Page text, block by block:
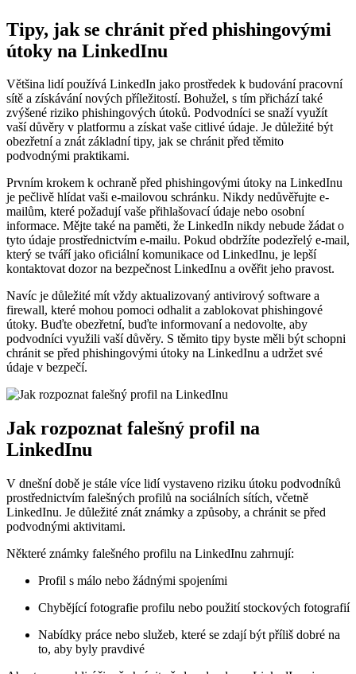
Tipy, jak se chránit před phishingovými
útoky na LinkedInu
Většina lidí používá LinkedIn jako prostředek k budování pracovní
sítě a získávání nových příležitostí. Bohužel, s tím přichází také
zvýšené riziko phishingových útoků. Podvodníci se snaží využít
vaší důvěry v platformu a získat vaše citlivé údaje. Je důležité být
obezřetní a znát základní tipy, jak se chránit před těmito
podvodnými praktikami.
Prvním krokem k ochraně před phishingovými útoky na LinkedInu
je pečlivě hlídat vaši e-mailovou schránku. Nikdy nedůvěřujte e-
mailům, které požadují vaše přihlašovací údaje nebo osobní
informace. Mějte také na paměti, že LinkedIn nikdy nebude žádat o
tyto údaje prostřednictvím e-mailu. Pokud obdržíte podezřelý e-mail,
který se tváří jako oficiální komunikace od LinkedInu, je lepší
kontaktovat dozor na bezpečnost LinkedInu a ověřit jeho pravost.
Navíc je důležité mít vždy aktualizovaný antivirový software a
firewall, které mohou pomoci odhalit a zablokovat phishingové
útoky. Buďte obezřetní, buďte informovaní a nedovolte, aby
podvodníci využili vaší důvěry. S těmito tipy byste měli být schopni
chránit se před phishingovými útoky na LinkedInu a udržet své
údaje v bezpečí.
Jak rozpoznat falešný profil na
LinkedInu
V dnešní době je stále více lidí vystaveno riziku útoku podvodníků
prostřednictvím falešných profilů na sociálních sítích, včetně
LinkedInu. Je důležité znát známky a způsoby, a chránit se před
podvodnými aktivitami.
Některé známky falešného profilu na LinkedInu zahrnují:
Profil s málo nebo žádnými spojeními
Chybějící fotografie profilu nebo použití stockových fotografií
Nabídky práce nebo služeb, které se zdají být příliš dobré na
to, aby byly pravdivé